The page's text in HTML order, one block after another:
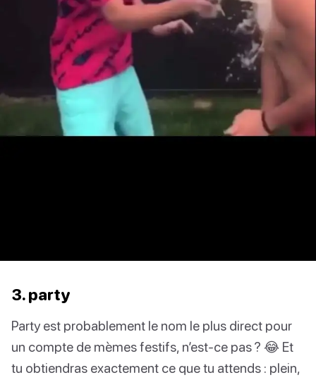
3. party
Party est probablement le nom le plus direct pour
un compte de mèmes festifs, n’est-ce pas ? 😂 Et
tu obtiendras exactement ce que tu attends : plein,